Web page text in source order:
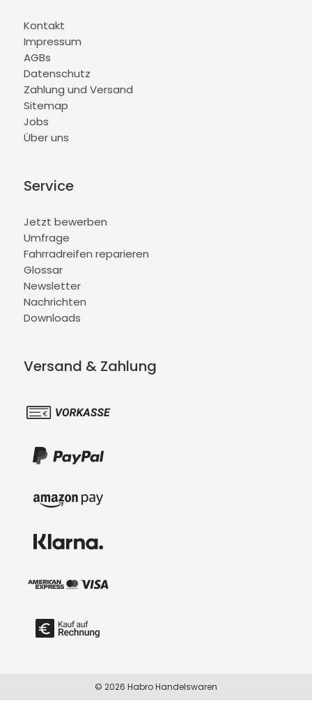
Kontakt
Impressum
AGBs
Datenschutz
Zahlung und Versand
Sitemap
Jobs
Über uns
Service
Jetzt bewerben
Umfrage
Fahrradreifen reparieren
Glossar
Newsletter
Nachrichten
Downloads
Versand & Zahlung
© 2026 Habro Handelswaren